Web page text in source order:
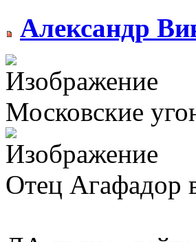
Александр
Московские
Отец Агафадор